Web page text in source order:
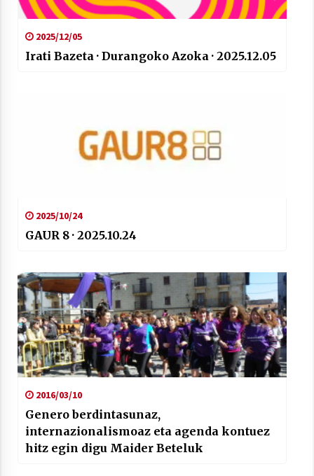
2025/12/05
Irati Bazeta · Durangoko Azoka · 2025.12.05
2025/10/24
GAUR 8 · 2025.10.24
2016/03/10
Genero berdintasunaz,
internazionalismoaz eta agenda kontuez
hitz egin digu Maider Beteluk